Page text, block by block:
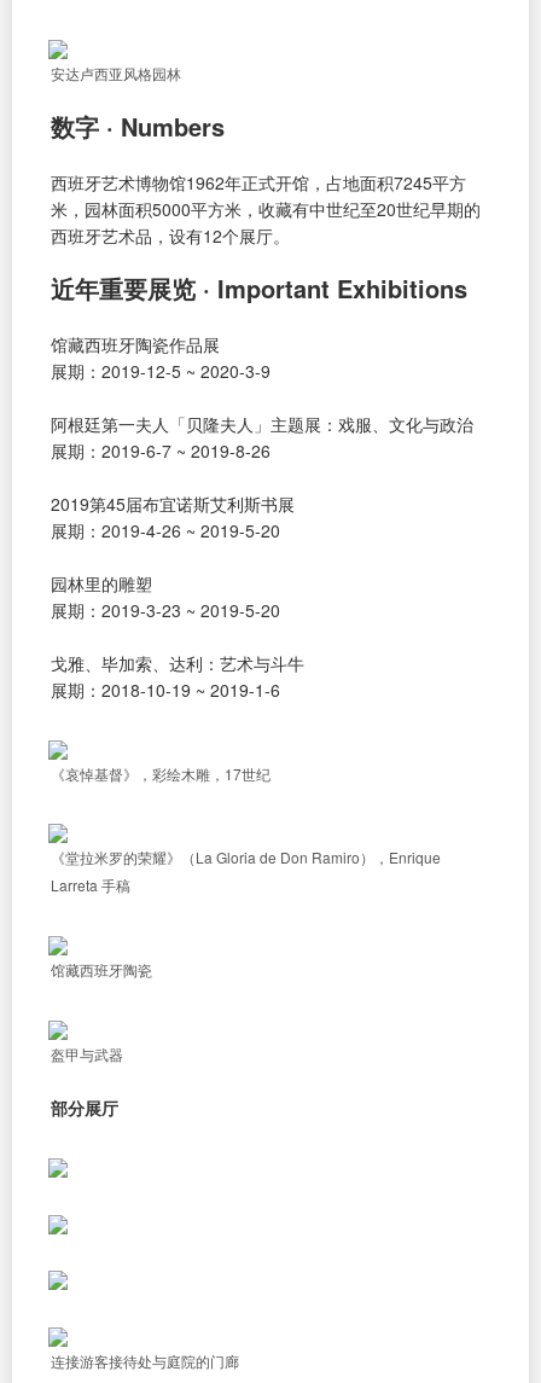
安达卢西亚风格园林
数字 · Numbers
西班牙艺术博物馆1962年正式开馆，占地面积7245平方
米，园林面积5000平方米，收藏有中世纪至20世纪早期的
西班牙艺术品，设有12个展厅。
近年重要展览 · Important Exhibitions
馆藏西班牙陶瓷作品展
展期：2019-12-5 ~ 2020-3-9
阿根廷第一夫人「贝隆夫人」主题展：戏服、文化与政治
展期：2019-6-7 ~ 2019-8-26
2019第45届布宜诺斯艾利斯书展
展期：2019-4-26 ~ 2019-5-20
园林里的雕塑
展期：2019-3-23 ~ 2019-5-20
戈雅、毕加索、达利：艺术与斗牛
展期：2018-10-19 ~ 2019-1-6
《哀悼基督》，彩绘木雕，17世纪
《堂拉米罗的荣耀》（La Gloria de Don Ramiro），Enrique
Larreta 手稿
馆藏西班牙陶瓷
盔甲与武器
部分展厅
连接游客接待处与庭院的门廊